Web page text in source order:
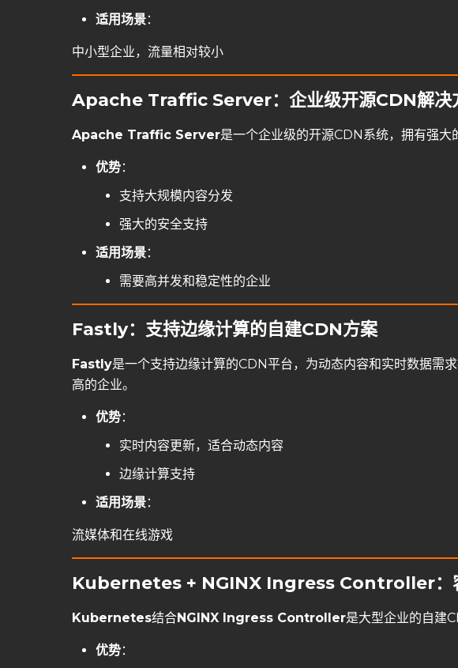
适用场景：
中小型企业，流量相对较小
Apache Traffic Server：企业级开源CDN解决
Apache Traffic Server是一个企业级的开源CDN系统，拥有强
优势：
支持大规模内容分发
强大的安全支持
适用场景：
需要高并发和稳定性的企业
Fastly：支持边缘计算的自建CDN方案
Fastly是一个支持边缘计算的CDN平台，为动态内容和实时数据需
高的企业。
优势：
实时内容更新，适合动态内容
边缘计算支持
适用场景：
流媒体和在线游戏
Kubernetes + NGINX Ingress Controller：
Kubernetes结合NGINX Ingress Controller是大型企业的自建
优势：